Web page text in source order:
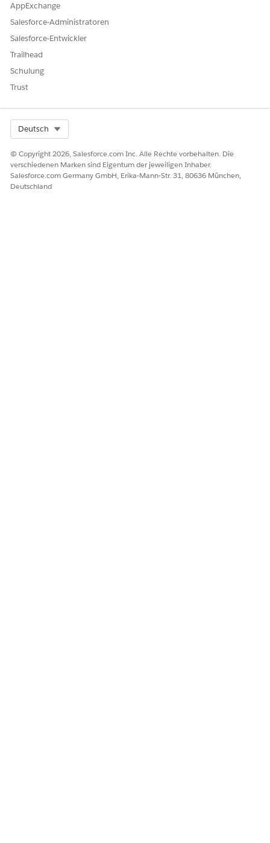
AppExchange
Salesforce-Administratoren
Salesforce-Entwickler
Trailhead
Schulung
Trust
Deutsch
© Copyright 2026, Salesforce.com Inc. Alle Rechte vorbehalten. Die
verschiedenen Marken sind Eigentum der jeweiligen Inhaber.
Salesforce.com Germany GmbH, Erika-Mann-Str. 31, 80636 München,
Deutschland